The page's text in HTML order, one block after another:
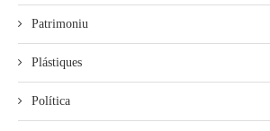
Patrimoniu
Plástiques
Política